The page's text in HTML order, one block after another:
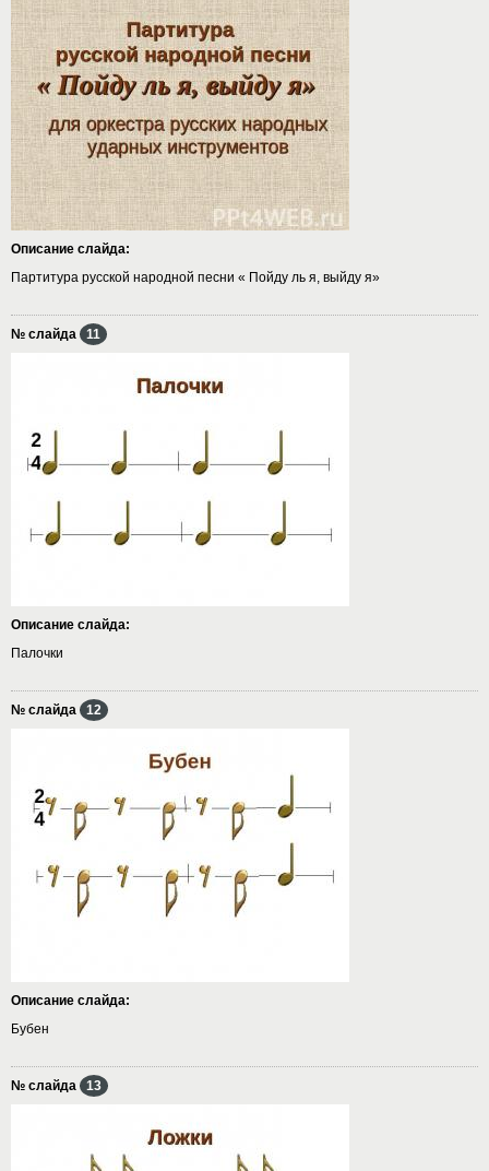
Описание слайда:
Партитура русской народной песни « Пойду ль я, выйду я»
№ слайда 11
Описание слайда:
Палочки
№ слайда 12
Описание слайда:
Бубен
№ слайда 13